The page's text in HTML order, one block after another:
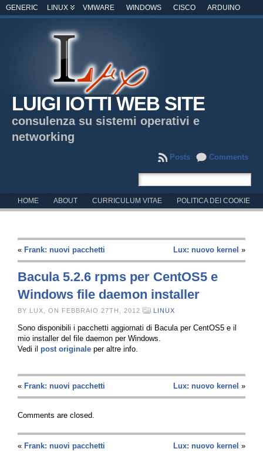
GENERIC LINUX VMWARE WINDOWS CISCO ARDUINO
LUIGI IOTTI WEB SITE
consulenza su sistemi operativi e
networking
Comments
Posts
HOME ABOUT CURRICULUM VITAE POLITICA DEI COOKIE
« Frank: nuovi pacchetti Lux: nuovo kernel »
Bacula 5.2.6 rpms per CentOS5 e
Windows file daemon installer
BY LUX, ON FEBBRAIO 27TH, 2012 LINUX
Sono disponibili i pacchetti aggiornati di Bacula per CentOS5 e il
mio installer del file daemon per Windows.
Vedi il post originale per altre info.
« Frank: nuovi pacchetti Lux: nuovo kernel »
Comments are closed.
« Frank: nuovi pacchetti Lux: nuovo kernel »